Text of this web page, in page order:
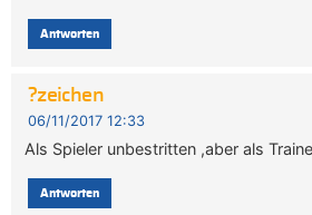
Antworten
?zeichen
06/11/2017 12:33
Als Spieler unbestritten ,aber als
Antworten